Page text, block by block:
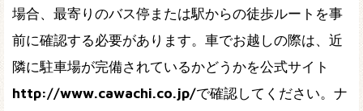
場合、最寄りのバス停または駅からの徒歩ルートを事
前に確認する必要があります。車でお越しの際は、近
隣に駐車場が完備されているかどうかを公式サイト
http://www.cawachi.co.jp/で確認してください。ナ